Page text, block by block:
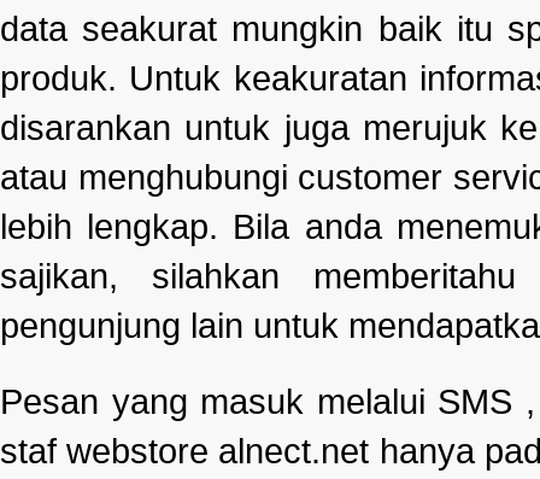
data seakurat mungkin baik itu
produk. Untuk keakuratan
disarankan untuk juga merujuk
atau menghubungi customer
lebih lengkap. Bila anda
sajikan, silahkan
pengunjung lain untuk
Pesan yang masuk melalui SMS
staf webstore alnect.net hanya